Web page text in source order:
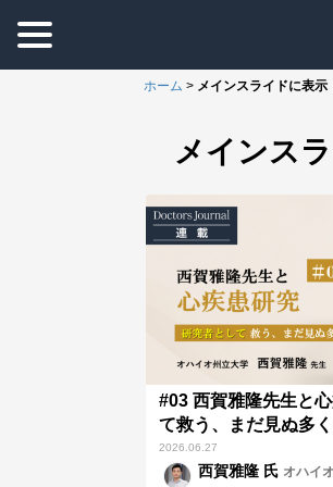
ホーム > メインスライドに表示
メインス
#03 西賀雅隆先生と
て救う、まだ見ぬ多
2026.06.27
西賀雅隆 氏 オハイ